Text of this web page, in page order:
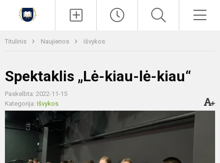
Titulinis Naujienos Išvykos
Spektaklis „Lė-kiau-lė-kiau“
Paskelbta: 2022-11-15
Kategorija: Išvykos